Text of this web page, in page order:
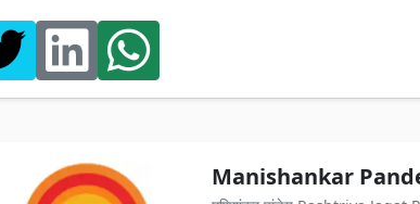
Manishankar